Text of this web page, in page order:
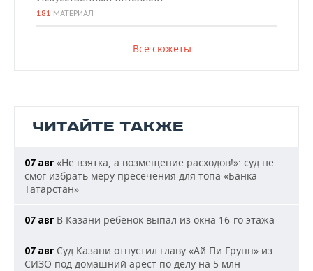
181 МАТЕРИАЛ
Все сюжеты
ЧИТАЙТЕ ТАКЖЕ
07 авг «Не взятка, а возмещение расходов!»: суд не
смог избрать меру пресечения для топа «Банка
Татарстан»
07 авг В Казани ребенок выпал из окна 16-го этажа
07 авг Суд Казани отпустил главу «Ай Пи Групп» из
СИЗО под домашний арест по делу на 5 млн